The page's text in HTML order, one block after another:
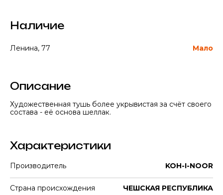
Наличие
Ленина, 77 Мало
Описание
Художественная тушь более укрывистая за счёт своего
состава - её основа шеллак.
Характеристики
Производитель KOH-I-NOOR
Страна происхождения ЧЕШСКАЯ РЕСПУБЛИКА